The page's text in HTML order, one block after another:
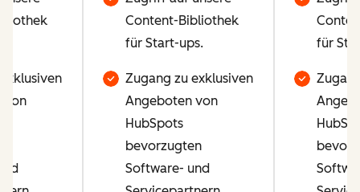
von
Content-Bibliothek
für Start-ups.
Zugang zu exklusiven
Angeboten von
HubSpots
bevorzugten
Software- und
für